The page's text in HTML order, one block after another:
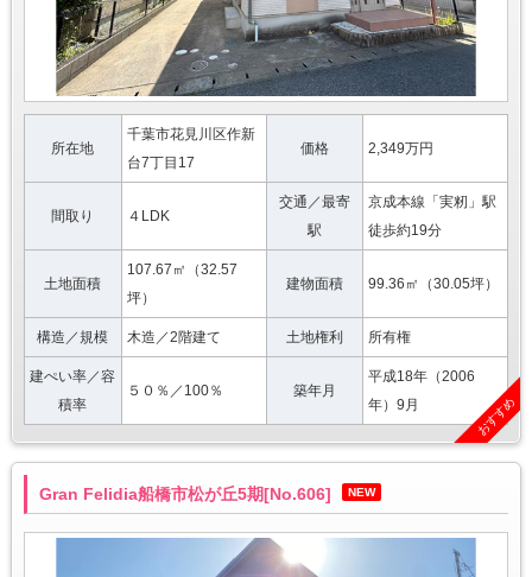
所在地
千葉市花見川区作新
台7丁目17
価格 2,349万円
間取り ４LDK
交通／最寄
駅
京成本線「実籾」駅
徒歩約19分
土地面積
107.67㎡（32.57
坪）
建物面積 99.36㎡（30.05坪）
構造／規模 木造／2階建て 土地権利 所有権
建ぺい率／容
積率
５０％／100％ 築年月
平成18年（2006
年）9月
おすすめ
Gran Felidia船橋市松が丘5期[No.606] NEW